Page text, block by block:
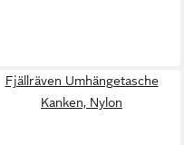
Fjällräven Umhängetasche
Kanken, Nylon